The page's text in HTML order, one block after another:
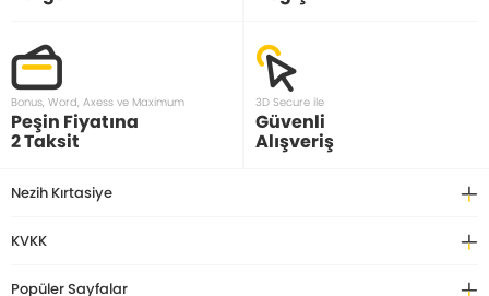
Bonus, Word, Axess ve Maximum
Peşin Fiyatına
2 Taksit
3D Secure ile
Güvenli
Alışveriş
Nezih Kırtasiye
KVKK
Popüler Sayfalar